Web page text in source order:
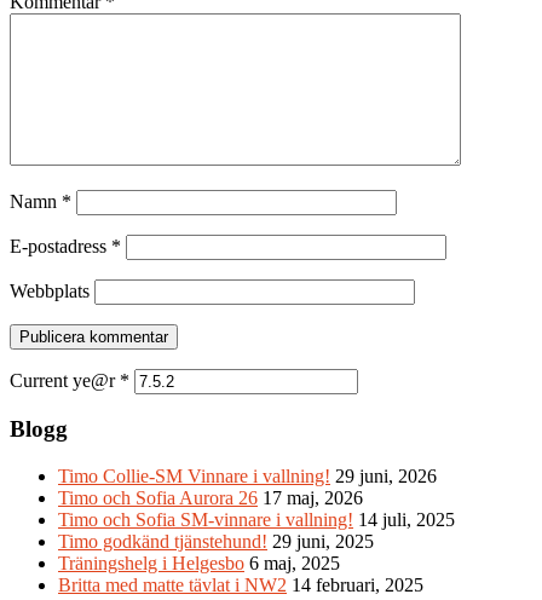
Namn *
E-postadress *
Webbplats
Current ye@r *
Blogg
Timo Collie-SM Vinnare i vallning! 29 juni, 2026
Timo och Sofia Aurora 26 17 maj, 2026
Timo och Sofia SM-vinnare i vallning! 14 juli, 2025
Timo godkänd tjänstehund! 29 juni, 2025
Träningshelg i Helgesbo 6 maj, 2025
Britta med matte tävlat i NW2 14 februari, 2025